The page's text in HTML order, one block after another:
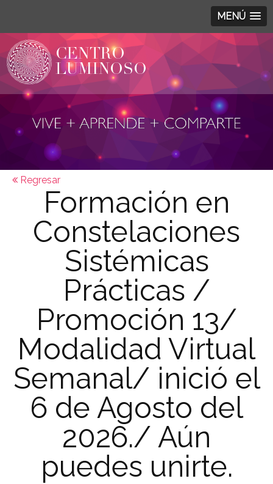
MENÚ
Regresar
Formación en
Constelaciones
Sistémicas
Prácticas /
Promoción 13/
Modalidad Virtual
Semanal/ inició el
6 de Agosto del
2026./ Aún
puedes unirte.